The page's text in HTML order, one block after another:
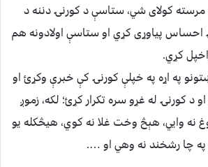
مرسته کولای شي، ستاسې د کورنۍ دننه د
پياوړی کړي او ستاسې اولادونه هم
کړي.
په اړه په خپلې کورنۍ کې خبرې وکړئ او
د کورنۍ له غړو سره تکرار کړئ؛ لکه، زموږ
نه وايي، هېڅ وخت غلا نه کوي، هيڅکله یو
چا رشخند نه وهي او ….